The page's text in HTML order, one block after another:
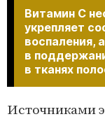
Витамин С
укрепляет
воспаления,
в
в тканях
Источниками